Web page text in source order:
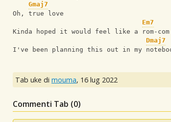
Gmaj7
Oh, true love
Em7
Kinda hoped it would feel like a rom-com
Dmaj7
I've been planning this out in my
Tab uke di mouma, 16 lug 2022
Commenti Tab (0)